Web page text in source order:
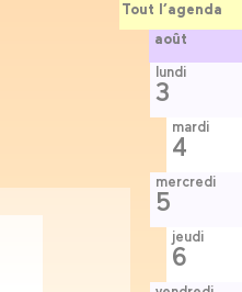
Tout l’agenda
août
lundi
3
mardi
4
mercredi
5
jeudi
6